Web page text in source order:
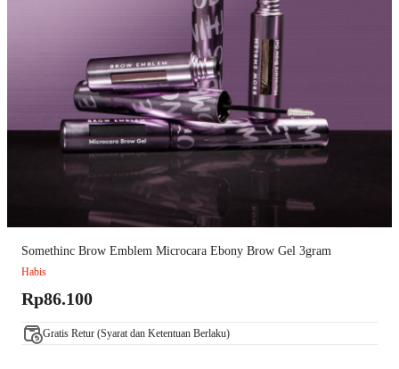
Somethinc Brow Emblem Microcara Ebony Brow Gel 3gram
Habis
Rp86.100
Gratis Retur (Syarat dan Ketentuan Berlaku)